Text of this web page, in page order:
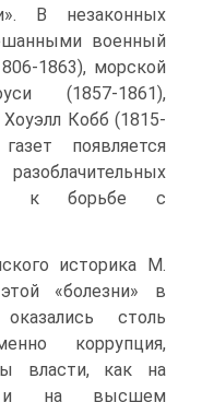
В незаконных
военный
1863), морской
(1857-1861),
Кобб (1815-
появляется
к борьбе с
историка М.
«болезни» в
столь
коррупция,
власти, как на
и на высшем